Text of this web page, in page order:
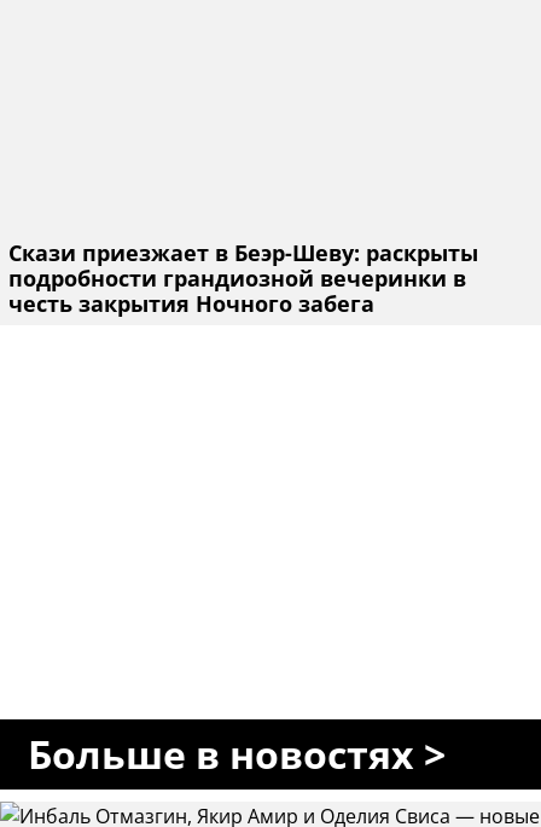
Скази приезжает в Беэр-Шеву: раскрыты
подробности грандиозной вечеринки в
честь закрытия Ночного забега
Больше в новостях >